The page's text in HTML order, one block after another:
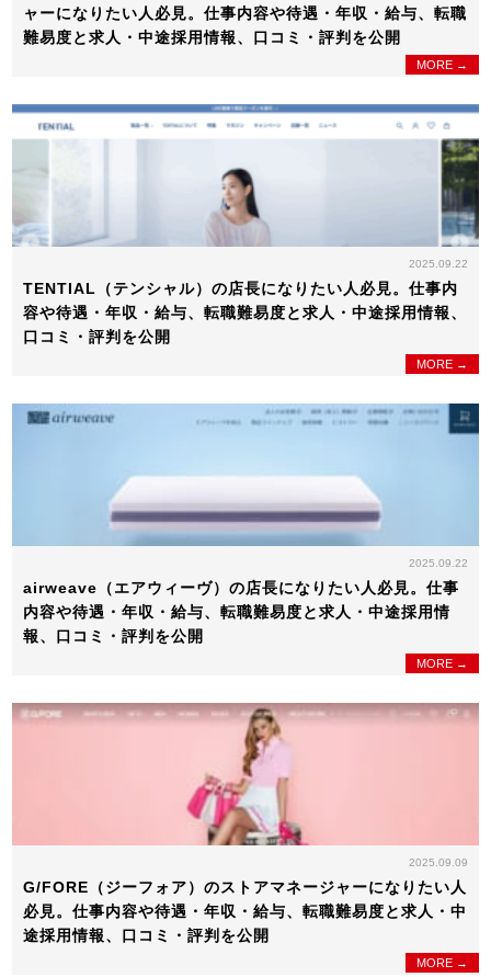
ャーになりたい人必見。仕事内容や待遇・年収・給与、転職
難易度と求人・中途採用情報、口コミ・評判を公開
MORE →
2025.09.22
TENTIAL（テンシャル）の店長になりたい人必見。仕事内
容や待遇・年収・給与、転職難易度と求人・中途採用情報、
口コミ・評判を公開
MORE →
2025.09.22
airweave（エアウィーヴ）の店長になりたい人必見。仕事
内容や待遇・年収・給与、転職難易度と求人・中途採用情
報、口コミ・評判を公開
MORE →
2025.09.09
G/FORE（ジーフォア）のストアマネージャーになりたい人
必見。仕事内容や待遇・年収・給与、転職難易度と求人・中
途採用情報、口コミ・評判を公開
MORE →